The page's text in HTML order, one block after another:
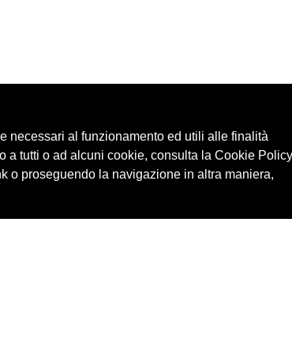
necessari al funzionamento ed utili alle finalità
tutti o ad alcuni cookie, consulta la Cookie
o proseguendo la navigazione in altra maniera,